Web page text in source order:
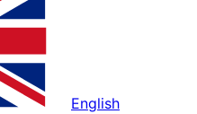
English